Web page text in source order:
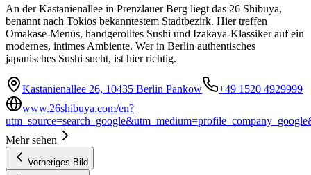
An der Kastanienallee in Prenzlauer Berg liegt das 26 Shibuya,
benannt nach Tokios bekanntestem Stadtbezirk. Hier treffen
Omakase-Menüs, handgerolltes Sushi und Izakaya-Klassiker auf ein
modernes, intimes Ambiente. Wer in Berlin authentisches
japanisches Sushi sucht, ist hier richtig.
Kastanienallee 26, 10435 Berlin Pankow
+49 1520 4929999
www.26shibuya.com/en?
Mehr sehen
Vorheriges Bild